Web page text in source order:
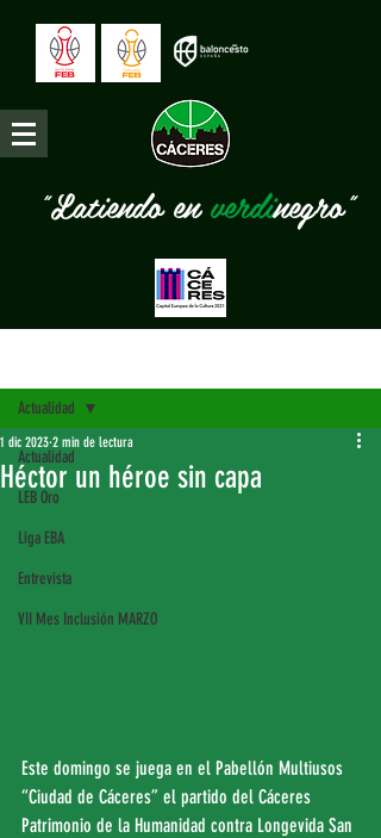
"Latiendo enverdinegro"
Actualidad
LEB Oro
Liga EBA
Entrevista
VII Mes Inclusión MARZO
Actualidad
Héctor un héroe sin capa
1 dic 2023 2 min de lectura
Este domingo se juega en el Pabellón Multiusos
“Ciudad de Cáceres” el partido del Cáceres
Patrimonio de la Humanidad contra Longevida San